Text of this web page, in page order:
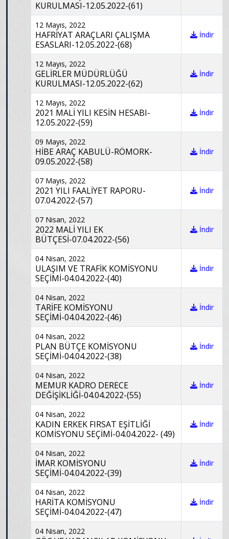
KURULMASI-12.05.2022-(61)
12 Mayıs, 2022
HAFRİYAT ARAÇLARI ÇALIŞMA
ESASLARI-12.05.2022-(68)
İndir
12 Mayıs, 2022
GELİRLER MÜDÜRLÜĞÜ
KURULMASI-12.05.2022-(62)
İndir
12 Mayıs, 2022
2021 MALİ YILI KESİN HESABI-
12.05.2022-(59)
İndir
09 Mayıs, 2022
HİBE ARAÇ KABULÜ-RÖMORK-
09.05.2022-(58)
İndir
07 Mayıs, 2022
2021 YILI FAALİYET RAPORU-
07.04.2022-(57)
İndir
07 Nisan, 2022
2022 MALİ YILI EK
BÜTÇESİ-07.04.2022-(56)
İndir
04 Nisan, 2022
ULAŞIM VE TRAFİK KOMİSYONU
SEÇİMİ-04.04.2022-(40)
İndir
04 Nisan, 2022
TARİFE KOMİSYONU
SEÇİMİ-04.04.2022-(46)
İndir
04 Nisan, 2022
PLAN BÜTÇE KOMİSYONU
SEÇİMİ-04.04.2022-(38)
İndir
04 Nisan, 2022
MEMUR KADRO DERECE
DEĞİŞİKLİĞİ-04.04.2022-(55)
İndir
04 Nisan, 2022
KADIN ERKEK FIRSAT EŞİTLİĞİ
KOMİSYONU SEÇİMİ-04.04.2022- (49)
İndir
04 Nisan, 2022
İMAR KOMİSYONU
SEÇİMİ-04.04.2022-(39)
İndir
04 Nisan, 2022
HARİTA KOMİSYONU
SEÇİMİ-04.04.2022-(47)
İndir
04 Nisan, 2022